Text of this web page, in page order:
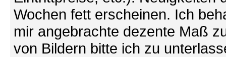
Wochen fett erscheinen. Ich
mir angebrachte dezente Maß
von Bildern bitte ich zu